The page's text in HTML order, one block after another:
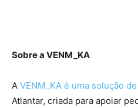
Sobre a VENM_KA
A VENM_KA é uma solução
Atlantar, criada para apoiar